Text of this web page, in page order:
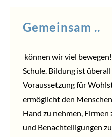
Gemeinsam ..
können wir viel
Schule. Bildung ist
Voraussetzung für
ermöglicht den
Hand zu nehmen,
und Benachteiligungen